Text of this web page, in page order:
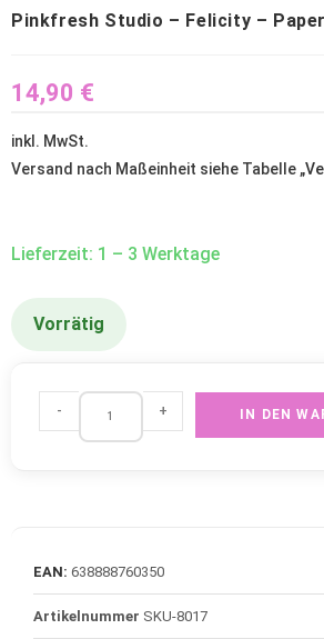
Pinkfresh Studio – Felicity –
14,90 €
inkl. MwSt.
Versand nach Maßeinheit siehe Tabelle „
Lieferzeit: 1 – 3 Werktage
Vorrätig
- + IN DEN
EAN: 638888760350
Artikelnummer SKU-8017